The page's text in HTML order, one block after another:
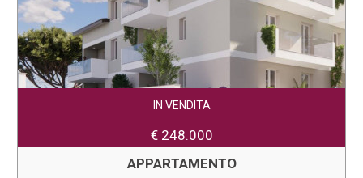
IN VENDITA
€ 248.000
APPARTAMENTO